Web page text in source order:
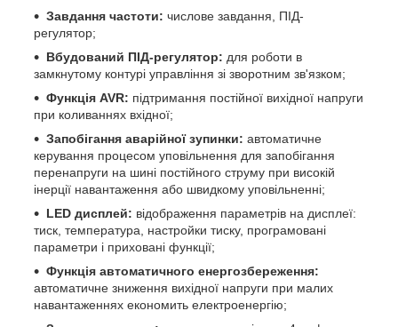
Завдання частоти: числове завдання, ПІД-
регулятор;
Вбудований ПІД-регулятор: для роботи в
замкнутому контурі управління зі зворотним зв'язком;
Функція AVR: підтримання постійної вихідної напруги
при коливаннях вхідної;
Запобігання аварійної зупинки: автоматичне
керування процесом уповільнення для запобігання
перенапруги на шині постійного струму при високій
інерції навантаження або швидкому уповільненні;
LED дисплей: відображення параметрів на дисплеї:
тиск, температура, настройки тиску, програмовані
параметри і приховані функції;
Функція автоматичного енергозбереження:
автоматичне зниження вихідної напруги при малих
навантаженнях економить електроенергію;